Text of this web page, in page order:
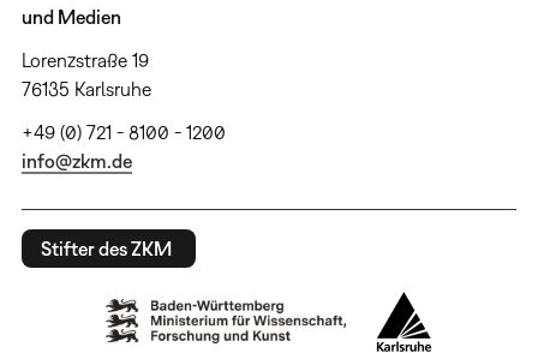
und Medien
Lorenzstraße 19
76135 Karlsruhe
+49 (0) 721 - 8100 - 1200
info@zkm.de
Stifter des ZKM